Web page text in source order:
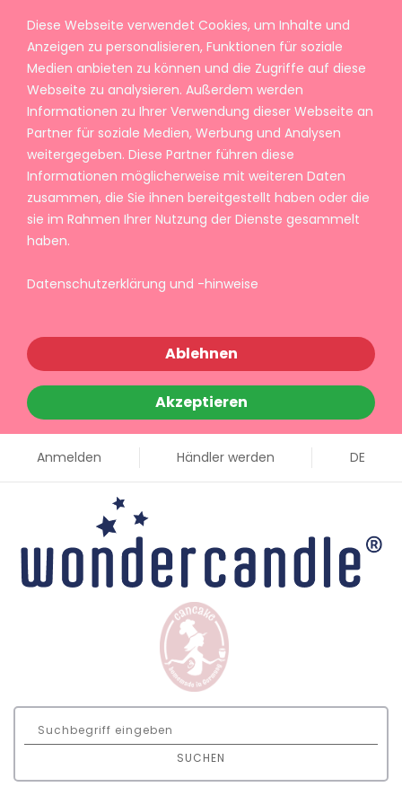
Diese Webseite verwendet Cookies, um Inhalte und
Anzeigen zu personalisieren, Funktionen für soziale
Medien anbieten zu können und die Zugriffe auf diese
Webseite zu analysieren. Außerdem werden
Informationen zu Ihrer Verwendung dieser Webseite an
Partner für soziale Medien, Werbung und Analysen
weitergegeben. Diese Partner führen diese
Informationen möglicherweise mit weiteren Daten
zusammen, die Sie ihnen bereitgestellt haben oder die
sie im Rahmen Ihrer Nutzung der Dienste gesammelt
haben.
Datenschutzerklärung und -hinweise
Ablehnen
Akzeptieren
Anmelden Händler werden DE
SUCHEN